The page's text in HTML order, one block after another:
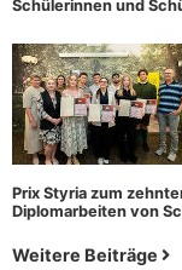
Schülerinnen und
Prix Styria zum
Diplomarbeiten von
Weitere Beiträge